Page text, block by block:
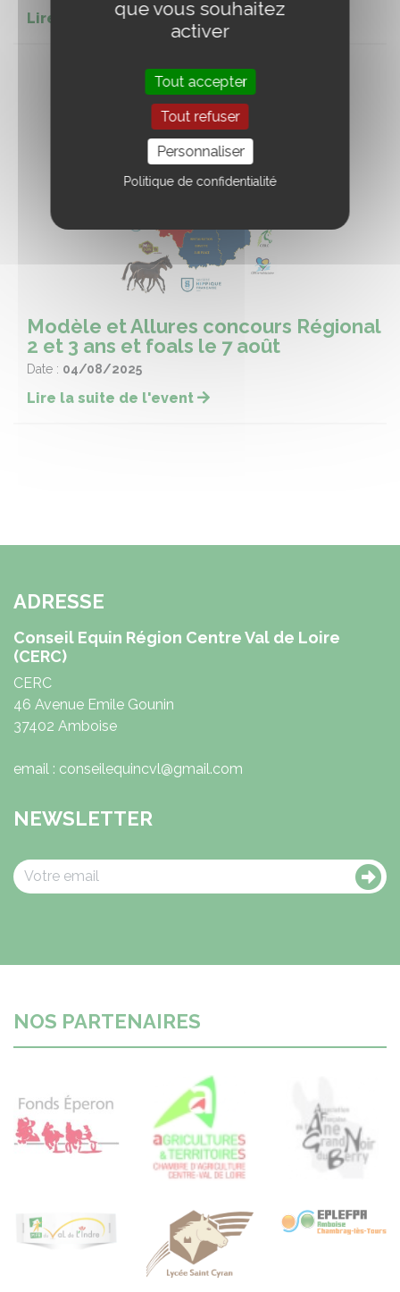
Lire la suite de l'event
Modèle et Allures concours Régional
2 et 3 ans et foals le 7 août
Date : 04/08/2025
Lire la suite de l'event
ADRESSE
Conseil Equin Région Centre Val de Loire
(CERC)
CERC
46 Avenue Emile Gounin
37402 Amboise
email : conseilequincvl@gmail.com
NEWSLETTER
NOS PARTENAIRES
que vous souhaitez
activer
Tout accepter
Tout refuser
Personnaliser
Politique de confidentialité